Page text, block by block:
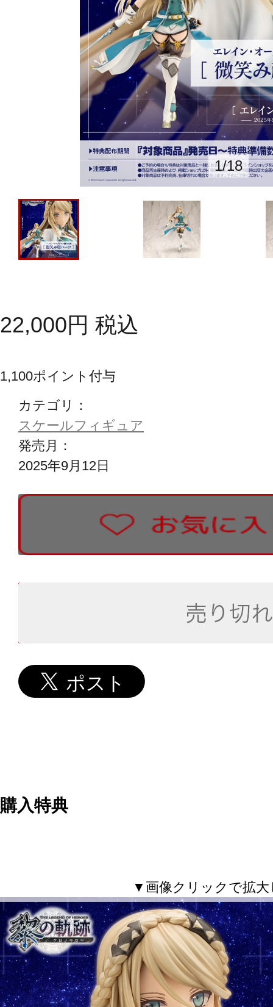
1/18
22,000円 税込
1,100ポイント付与
カテゴリ：
スケールフィギュア
発売月：
2025年9月12日
購入特典
▼画像クリックで拡